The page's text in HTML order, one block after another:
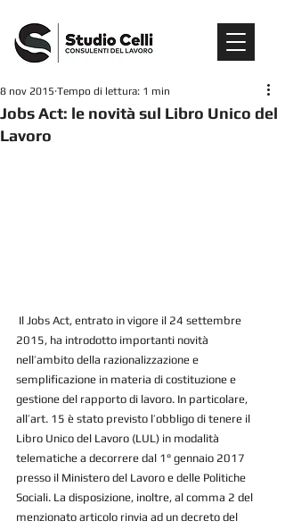
Jobs Act: le novità sul Libro Unico del
Lavoro
8 nov 2015 Tempo di lettura: 1 min
2015, ha introdotto importanti novità
nell’ambito della razionalizzazione e
semplificazione in materia di costituzione e
gestione del rapporto di lavoro. In particolare,
all’art. 15 è stato previsto l’obbligo di tenere il
Libro Unico del Lavoro (LUL) in modalità
telematiche a decorrere dal 1° gennaio 2017
presso il Ministero del Lavoro e delle Politiche
Sociali. La disposizione, inoltre, al comma 2 del
menzionato articolo rinvia ad un decreto del